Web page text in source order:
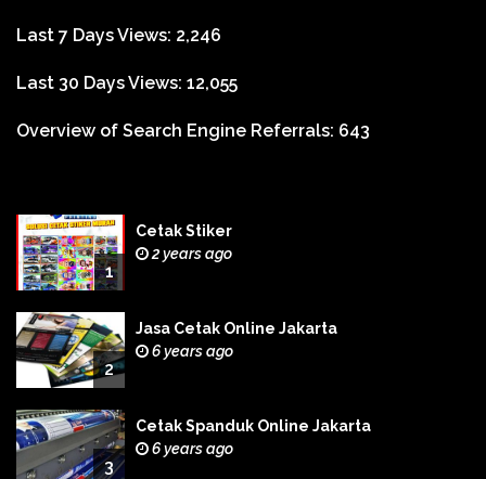
Last 7 Days Views: 2,246
Last 30 Days Views: 12,055
Overview of Search Engine Referrals: 643
1
Cetak Stiker
2 years ago
2
Jasa Cetak Online Jakarta
6 years ago
3
Cetak Spanduk Online Jakarta
6 years ago